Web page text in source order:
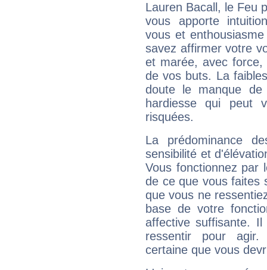
Lauren Bacall, le Feu
vous apporte
vous et
savez affirmer votre
et marée, avec
de vos buts. La
doute le manque
hardiesse qui peut
risquées.
La prédominance
sensibilité et
Vous fonctionnez
de ce que vous faites
que vous ne
base de votre
affective suffisante.
ressentir pour agir.
certaine que vous